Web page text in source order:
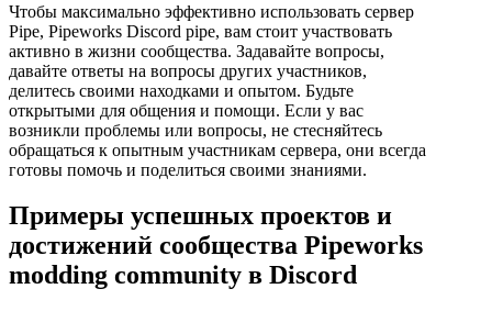
Чтобы максимально эффективно использовать сервер
Pipe, Pipeworks Discord pipe, вам стоит участвовать
активно в жизни сообщества. Задавайте вопросы,
давайте ответы на вопросы других участников,
делитесь своими находками и опытом. Будьте
открытыми для общения и помощи. Если у вас
возникли проблемы или вопросы, не стесняйтесь
обращаться к опытным участникам сервера, они всегда
готовы помочь и поделиться своими знаниями.
Примеры успешных проектов и
достижений сообщества Pipeworks
modding community в Discord